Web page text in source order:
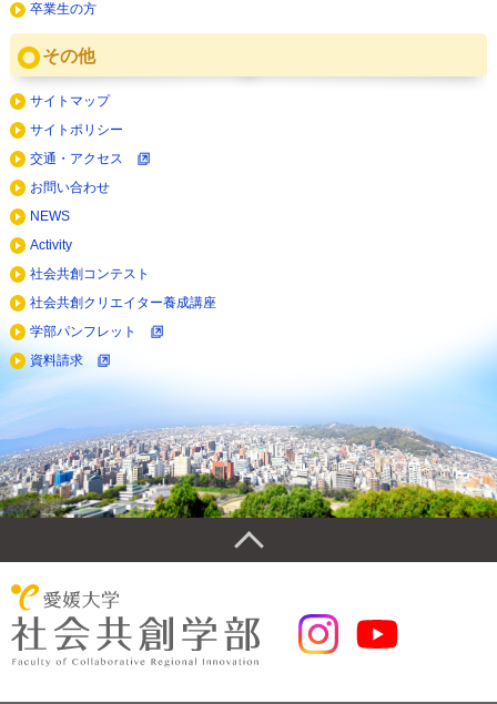
卒業生の方
その他
サイトマップ
サイトポリシー
交通・アクセス
お問い合わせ
NEWS
Activity
社会共創コンテスト
社会共創クリエイター養成講座
学部パンフレット
資料請求